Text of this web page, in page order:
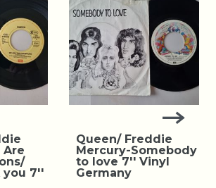
Are
you 7''
Queen/ Freddie
Mercury-Somebody
to love 7'' Vinyl
Germany